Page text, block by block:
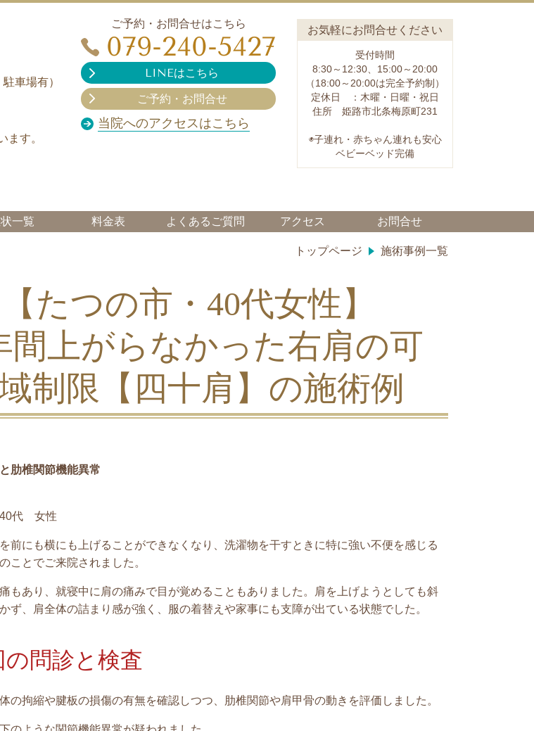
車場有）
ます。
ご予約・お問合せはこちら
079-240-5427
LINEはこちら
ご予約・お問合せ
当院へのアクセスはこちら
お気軽にお問合せください
受付時間
8:30～12:30、15:00～20:00
（18:00～20:00は完全予約制）
定休日 ：木曜・日曜・祝日
住所 姫路市北条梅原町231
◉子連れ・赤ちゃん連れも安心
ベビーベッド完備
一覧 料金表 よくあるご質問 アクセス お問合せ
トップページ 施術事例一覧
【たつの市・40代女性】
間上がらなかった右肩の可
制限【四十肩】 の施術例
肋椎関節機能異常
代 女性
前にも横にも上げることができなくなり、洗濯物を干すときに特に強い不便を感じる
ことでご来院されました。
もあり、就寝中に肩の痛みで目が覚めることもありました。肩を上げようとしても斜
ず、肩全体の詰まり感が強く、服の着替えや家事にも支障が出ている状態でした。
の問診と検査
の拘縮や腱板の損傷の有無を確認しつつ、肋椎関節や肩甲骨の動きを評価しました。